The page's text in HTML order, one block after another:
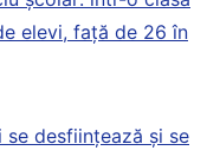
elevi, față de 26 în
desființează și se